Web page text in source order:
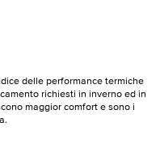
delle performance termiche
richiesti in inverno ed in
maggior comfort e sono i